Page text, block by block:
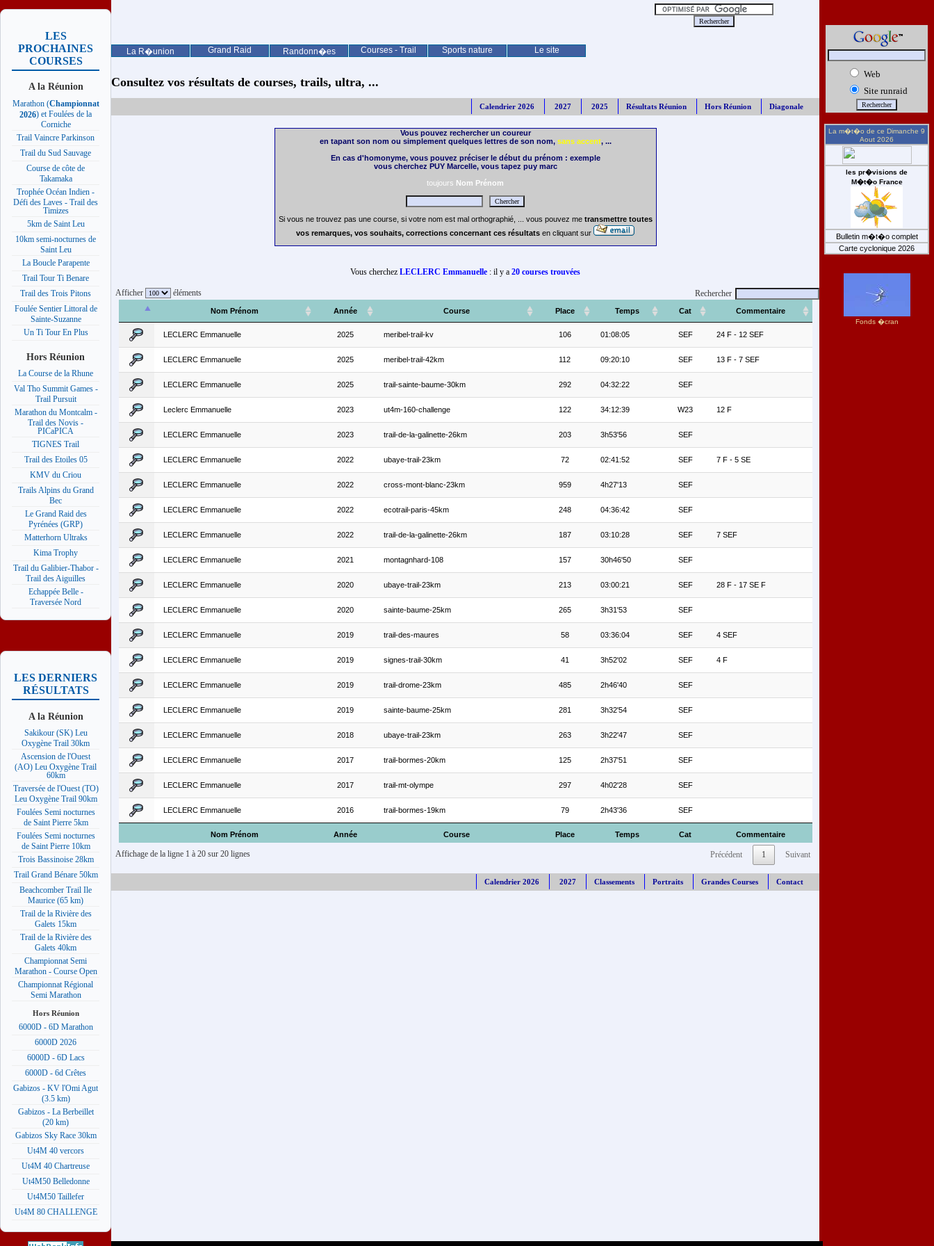
La R�union Grand Raid Randonn�es Courses - Trail Sports nature Le site
LES
PROCHAINES
COURSES
A la Réunion
Marathon (Championnat
2026) et Foulées de la
Corniche
Trail Vaincre Parkinson
Trail du Sud Sauvage
Course de côte de
Takamaka
Trophée Océan Indien -
Défi des Laves - Trail des
Timizes
5km de Saint Leu
10km semi-nocturnes de
Saint Leu
La Boucle Parapente
Trail Tour Ti Benare
Trail des Trois Pitons
Foulée Sentier Littoral de
Sainte-Suzanne
Un Ti Tour En Plus
Hors Réunion
La Course de la Rhune
Val Tho Summit Games -
Trail Pursuit
Marathon du Montcalm -
Trail des Novis -
PICaPICA
TIGNES Trail
Trail des Etoiles 05
KMV du Criou
Trails Alpins du Grand
Bec
Le Grand Raid des
Pyrénées (GRP)
Matterhorn Ultraks
Kima Trophy
Trail du Galibier-Thabor -
Trail des Aiguilles
Echappée Belle -
Traversée Nord
LES DERNIERS
RÉSULTATS
A la Réunion
Sakikour (SK) Leu
Oxygène Trail 30km
Ascension de l'Ouest
(AO) Leu Oxygène Trail
60km
Traversée de l'Ouest (TO)
Leu Oxygène Trail 90km
Foulées Semi nocturnes
de Saint Pierre 5km
Foulées Semi nocturnes
de Saint Pierre 10km
Trois Bassinoise 28km
Trail Grand Bénare 50km
Beachcomber Trail Ile
Maurice (65 km)
Trail de la Rivière des
Galets 15km
Trail de la Rivière des
Galets 40km
Championnat Semi
Marathon - Course Open
Championnat Régional
Semi Marathon
Hors Réunion
6000D - 6D Marathon
6000D 2026
6000D - 6D Lacs
6000D - 6d Crêtes
Gabizos - KV l'Omi Agut
(3.5 km)
Gabizos - La Berbeillet
(20 km)
Gabizos Sky Race 30km
Ut4M 40 vercors
Ut4M 40 Chartreuse
Ut4M50 Belledonne
Ut4M50 Taillefer
Ut4M 80 CHALLENGE
Consultez vos résultats de courses, trails, ultra, ...
Calendrier 2026 2027 2025 Résultats Réunion Hors Réunion Diagonale
Vous pouvez rechercher un coureur
en tapant son nom ou simplement quelques lettres de son nom, sans accent, ...
En cas d'homonyme, vous pouvez préciser le début du prénom : exemple
vous cherchez PUY Marcelle, vous tapez puy marc
toujours Nom Prénom
Si vous ne trouvez pas une course, si votre nom est mal orthographié, ... vous pouvez me transmettre toutes
vos remarques, vos souhaits, corrections concernant ces résultats en cliquant sur
Vous cherchez LECLERC Emmanuelle : il y a 20 courses trouvées
Afficher éléments Rechercher
Nom Prénom Année Course Place Temps Cat Commentaire
Nom Prénom Année Course Place Temps Cat Commentaire
LECLERC Emmanuelle 2025 meribel-trail-kv 106 01:08:05 SEF 24 F - 12 SEF
LECLERC Emmanuelle 2025 meribel-trail-42km 112 09:20:10 SEF 13 F - 7 SEF
LECLERC Emmanuelle 2025 trail-sainte-baume-30km 292 04:32:22 SEF
Leclerc Emmanuelle 2023 ut4m-160-challenge 122 34:12:39 W23 12 F
LECLERC Emmanuelle 2023 trail-de-la-galinette-26km 203 3h53'56 SEF
LECLERC Emmanuelle 2022 ubaye-trail-23km 72 02:41:52 SEF 7 F - 5 SE
LECLERC Emmanuelle 2022 cross-mont-blanc-23km 959 4h27'13 SEF
LECLERC Emmanuelle 2022 ecotrail-paris-45km 248 04:36:42 SEF
LECLERC Emmanuelle 2022 trail-de-la-galinette-26km 187 03:10:28 SEF 7 SEF
LECLERC Emmanuelle 2021 montagnhard-108 157 30h46'50 SEF
LECLERC Emmanuelle 2020 ubaye-trail-23km 213 03:00:21 SEF 28 F - 17 SE F
LECLERC Emmanuelle 2020 sainte-baume-25km 265 3h31'53 SEF
LECLERC Emmanuelle 2019 trail-des-maures 58 03:36:04 SEF 4 SEF
LECLERC Emmanuelle 2019 signes-trail-30km 41 3h52'02 SEF 4 F
LECLERC Emmanuelle 2019 trail-drome-23km 485 2h46'40 SEF
LECLERC Emmanuelle 2019 sainte-baume-25km 281 3h32'54 SEF
LECLERC Emmanuelle 2018 ubaye-trail-23km 263 3h22'47 SEF
LECLERC Emmanuelle 2017 trail-bormes-20km 125 2h37'51 SEF
LECLERC Emmanuelle 2017 trail-mt-olympe 297 4h02'28 SEF
LECLERC Emmanuelle 2016 trail-bormes-19km 79 2h43'36 SEF
Affichage de la ligne 1 à 20 sur 20 lignes Précédent 1 Suivant
Calendrier 2026 2027 Classements Portraits Grandes Courses Contact
Web
Site runraid
La m�t�o de ce Dimanche 9
Aout 2026
les pr�visions de
M�t�o France
Bulletin m�t�o complet
Carte cyclonique 2026
Fonds �cran